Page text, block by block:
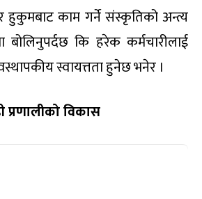
काम गर्ने संस्कृतिको अन्त्य
बोलिनुपर्दछ कि हरेक कर्मचारीलाई
स्वायत्तता हुनेछ भनेर ।
विकास